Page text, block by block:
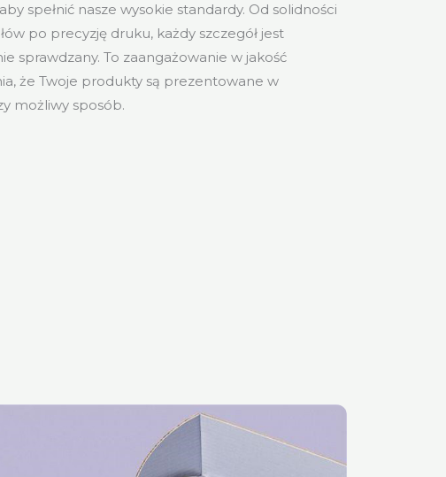
spełnić nasze wysokie standardy. Od solidności
po precyzję druku, każdy szczegół jest
sprawdzany. To zaangażowanie w jakość
że Twoje produkty są prezentowane w
możliwy sposób.